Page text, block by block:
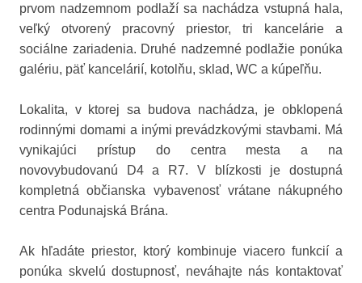
prvom nadzemnom podlaží sa nachádza vstupná hala,
veľký otvorený pracovný priestor, tri kancelárie a
sociálne zariadenia. Druhé nadzemné podlažie ponúka
galériu, päť kancelárií, kotolňu, sklad, WC a kúpeľňu.
Lokalita, v ktorej sa budova nachádza, je obklopená
rodinnými domami a inými prevádzkovými stavbami. Má
vynikajúci prístup do centra mesta a na
novovybudovanú D4 a R7. V blízkosti je dostupná
kompletná občianska vybavenosť vrátane nákupného
centra Podunajská Brána.
Ak hľadáte priestor, ktorý kombinuje viacero funkcií a
ponúka skvelú dostupnosť, neváhajte nás kontaktovať